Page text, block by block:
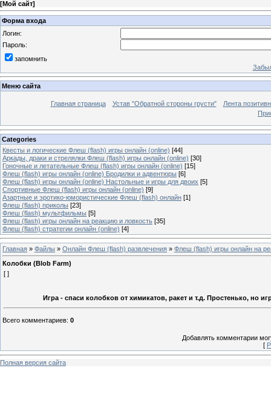
[Мой сайт]
Форма входа
Логин:
Пароль:
запомнить
Меню сайта
Главная страница Устав "Обратной стороны грусти"
Лента
Categories
Квесты и логические Флеш (flash) игры онлайн (online) [44]
Аркады, драки и стрелялки Флеш (flash) игры онлайн (online) [30]
Гоночные и летательные Флеш (flash) игры онлайн (online) [15]
Флеш (flash) игры онлайн (online) Бродилки и адвентюры [6]
Флеш (flash) игры онлайн (online) Настольные и игры для двоих [5]
Спортивные Флеш (flash) игры онлайн (online) [9]
Азартные и эротико-юмористические Флеш (flash) онлайн [1]
Флеш (flash) приколы [23]
Флеш (flash) мультфильмы [5]
Флеш (flash) игры онлайн на реакцию и ловкость [35]
Флеш (flash) стратегии онлайн (online) [4]
Главная » Файлы » Онлайн Флеш (flash) развлечения » Флеш (flash) игры онлайн на
Колобки (Blob Farm)
[ ]
Игра - спаси колобков от химикатов, ракет и т.д. Простенько, но
Всего комментариев: 0
Добавлять комментарии
[
Полная версия сайта